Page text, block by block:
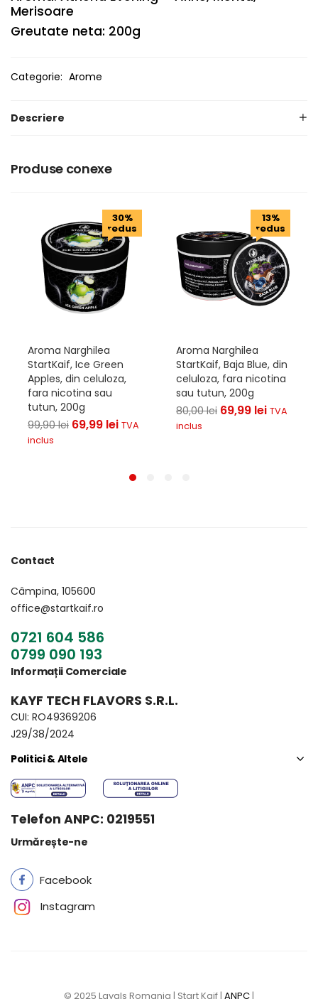
Merisoare
Greutate neta: 200g
Categorie: Arome
Descriere
Produse conexe
30%
redus
Aroma Narghilea
StartKaif, Ice Green
Apples, din celuloza,
fara nicotina sau
tutun, 200g
99,90lei 69,99 lei TVA
inclus
13%
redus
Aroma Narghilea
StartKaif, Baja Blue, din
celuloza, fara nicotina
sau tutun, 200g
80,00lei 69,99 lei TVA
inclus
Contact
Câmpina, 105600
office@startkaif.ro
0721 604 586
0799 090 193
Informații Comerciale
KAYF TECH FLAVORS S.R.L.
CUI: RO49369206
J29/38/2024
Politici & Altele
Telefon ANPC: 0219551
Urmărește-ne
Facebook
Instagram
© 2025 Layals Romania | Start Kaif | ANPC|